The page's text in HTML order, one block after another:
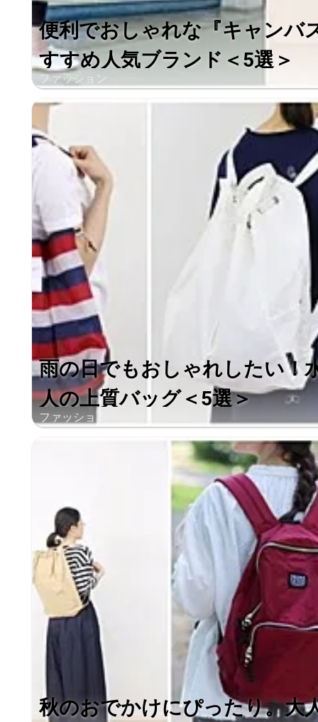
便利でおしゃれな『キャンバ
すすめ人気ブランド＜5選＞
ファッション
雨の日でもおしゃれしたい！
人の上質バッグ＜5選＞
ファッション
秋のおでかけにぴったり。大